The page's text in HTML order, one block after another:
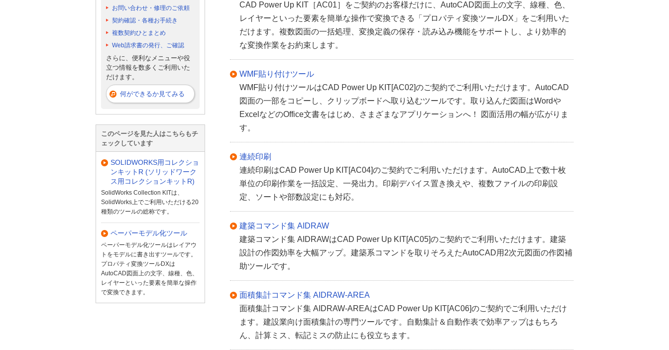
CAD Power Up KIT［AC01］をご契約のお客様だけに、AutoCAD図面上の文字、線種、色、
レイヤーといった要素を簡単な操作で変換できる「プロパティ変換ツールDX」をご利用いた
だけます。複数図面の一括処理、変換定義の保存・読み込み機能をサポートし、より効率的
な変換作業をお約束します。
WMF貼り付けツール
WMF貼り付けツールはCAD Power Up KIT[AC02]のご契約でご利用いただけます。AutoCAD
図面の一部をコピーし、クリップボードへ取り込むツールです。取り込んだ図面はWordや
ExcelなどのOffice文書をはじめ、さまざまなアプリケーションへ！ 図面活用の幅が広がりま
す。
連続印刷
連続印刷はCAD Power Up KIT[AC04]のご契約でご利用いただけます。AutoCAD上で数十枚
単位の印刷作業を一括設定、一発出力。印刷デバイス置き換えや、複数ファイルの印刷設
定、ソートや部数設定にも対応。
建築コマンド集 AIDRAW
建築コマンド集 AIDRAWはCAD Power Up KIT[AC05]のご契約でご利用いただけます。建築
設計の作図効率を大幅アップ。建築系コマンドを取りそろえたAutoCAD用2次元図面の作図補
助ツールです。
面積集計コマンド集 AIDRAW-AREA
面積集計コマンド集 AIDRAW-AREAはCAD Power Up KIT[AC06]のご契約でご利用いただけ
ます。建設業向け面積集計の専門ツールです。自動集計＆自動作表で効率アップはもちろ
ん、計算ミス、転記ミスの防止にも役立ちます。
お問い合わせ・修理のご依頼
契約確認・各種お手続き
複数契約ひとまとめ
Web請求書の発行、ご確認
さらに、便利なメニューや役
立つ情報を数多くご利用いた
だけます。
何ができるか見てみる
このページを見た人はこちらもチ
ェックしています
SOLIDWORKS用コレクショ
ンキットR (ソリッドワーク
ス用コレクションキットR)
SolidWorks Collection KITは、
SolidWorks上でご利用いただける20
種類のツールの総称です。
ペーパーモデル化ツール
ペーパーモデル化ツールはレイアウ
トをモデルに書き出すツールです。
プロパティ変換ツールDXは
AutoCAD図面上の文字、線種、色、
レイヤーといった要素を簡単な操作
で変換できます。